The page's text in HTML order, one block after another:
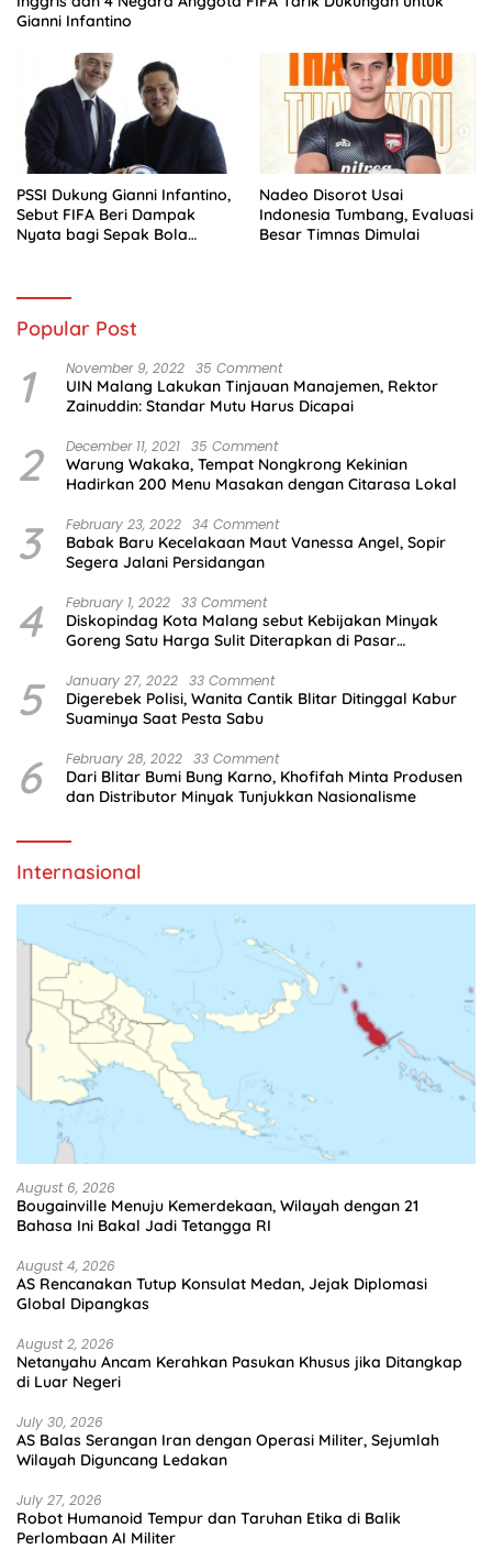
Gianni Infantino
PSSI Dukung Gianni Infantino,
Sebut FIFA Beri Dampak
Nyata bagi Sepak Bola
Nadeo Disorot Usai
Indonesia Tumbang, Evaluasi
Besar Timnas Dimulai
Popular Post
1 November 9, 2022 35 Comment
UIN Malang Lakukan Tinjauan Manajemen, Rektor
Zainuddin: Standar Mutu Harus Dicapai
2 December 11, 2021 35 Comment
Warung Wakaka, Tempat Nongkrong Kekinian
Hadirkan 200 Menu Masakan dengan Citarasa Lokal
3 February 23, 2022 34 Comment
Babak Baru Kecelakaan Maut Vanessa Angel, Sopir
Segera Jalani Persidangan
4 February 1, 2022 33 Comment
Diskopindag Kota Malang sebut Kebijakan Minyak
Goreng Satu Harga Sulit Diterapkan di Pasar
5 January 27, 2022 33 Comment
Digerebek Polisi, Wanita Cantik Blitar Ditinggal Kabur
Suaminya Saat Pesta Sabu
6 February 28, 2022 33 Comment
Dari Blitar Bumi Bung Karno, Khofifah Minta Produsen
dan Distributor Minyak Tunjukkan Nasionalisme
Internasional
August 6, 2026
Bougainville Menuju Kemerdekaan, Wilayah dengan 21
Bahasa Ini Bakal Jadi Tetangga RI
August 4, 2026
AS Rencanakan Tutup Konsulat Medan, Jejak Diplomasi
Global Dipangkas
August 2, 2026
Netanyahu Ancam Kerahkan Pasukan Khusus jika Ditangkap
di Luar Negeri
July 30, 2026
AS Balas Serangan Iran dengan Operasi Militer, Sejumlah
Wilayah Diguncang Ledakan
July 27, 2026
Robot Humanoid Tempur dan Taruhan Etika di Balik
Perlombaan AI Militer